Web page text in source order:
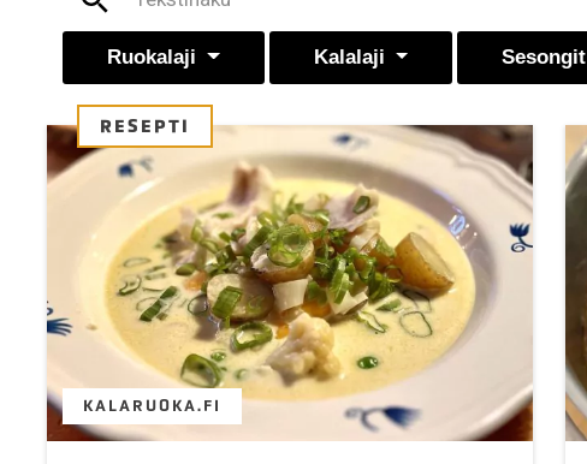
Ruokalaji Kalalaji Sesongit
RESEPTI
KALARUOKA.FI